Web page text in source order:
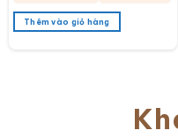
Thêm vào giỏ hàng